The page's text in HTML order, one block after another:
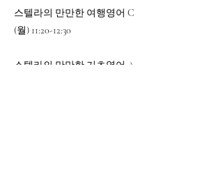
스텔라의 만만한 여행영어 C
(월) 11:20-12:30
스텔라의 만만한 기초영어 A